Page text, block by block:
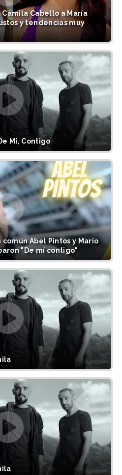
Camila Cabello a María
y tendencias muy
Mí, Contigo
común Abel Pintos y Mario
"De mí contigo"